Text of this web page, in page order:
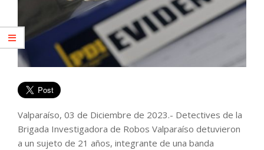
Valparaíso, 03 de Diciembre de 2023.- Detectives de la
Brigada Investigadora de Robos Valparaíso detuvieron
a un sujeto de 21 años, integrante de una banda